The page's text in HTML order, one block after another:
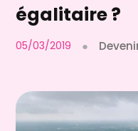
égalitaire ?
05/03/2019 ●